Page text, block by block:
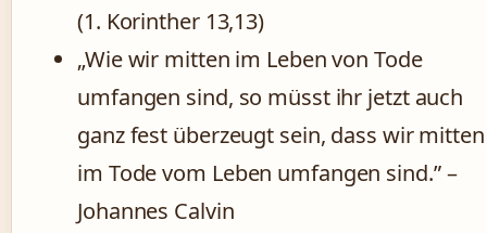
(1. Korinther 13,13)
„Wie wir mitten im Leben von Tode
umfangen sind, so müsst ihr jetzt auch
ganz fest überzeugt sein, dass wir mitten
im Tode vom Leben umfangen sind.” –
Johannes Calvin